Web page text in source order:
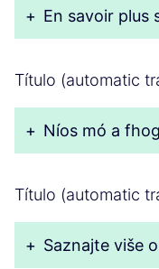
+ En savoir plus
Título (automatic
+ Níos mó a
Título (automatic
+ Saznajte više